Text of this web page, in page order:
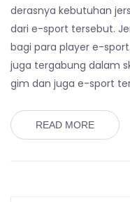
derasnya kebutuhan
dari e-sport tersebut.
bagi para player e-
juga tergabung dalam
gim dan juga e-sport
READ MORE